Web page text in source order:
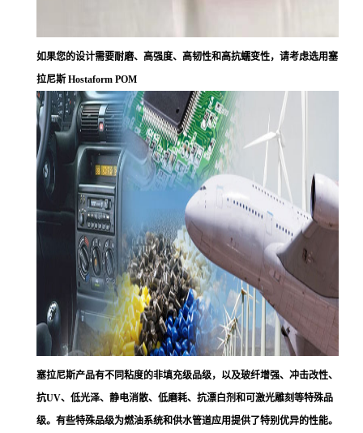
如果您的设计需要耐磨、高强度、高韧性和高抗蠕变性，请考虑选用塞
拉尼斯 Hostaform POM
塞拉尼斯产品有不同粘度的非填充级品级，以及玻纤增强、冲击改性、
抗UV、低光泽、静电消散、低磨耗、抗漂白剂和可激光雕刻等特殊品
级。有些特殊品级为燃油系统和供水管道应用提供了特别优异的性能。